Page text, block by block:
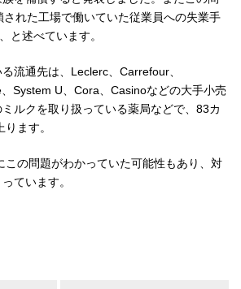
れた工場で働いていた従業員への失業手
と述べています。
流通先は、Leclerc、Carrefour、
System U、Cora、Casinoなどの大手小売
ルクを取り扱っている薬局などで、83カ
ます。
この問題がわかっていた可能性もあり、対
ています。